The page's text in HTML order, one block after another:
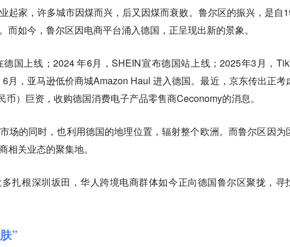
起家，许多城市因煤而兴，后又因煤而衰败。鲁尔区的振兴，是自
而如今，鲁尔区因电商平台涌入德国，正呈现出新的景象。
德国上线；2024 年6月，SHEIN宣布德国站上线；2025年3月，
月，亚马逊低价商城Amazon Haul 进入德国。最近，京东传出正考
币）巨资，收购德国消费电子产品零售商Ceconomy的消息。
场的同时，也利用德国的地理位置，辐射整个欧洲。而鲁尔区因为
相关业态的聚集地。
扎根深圳坂田，华人跨境电商群体如今正向德国鲁尔区聚拢，寻
”